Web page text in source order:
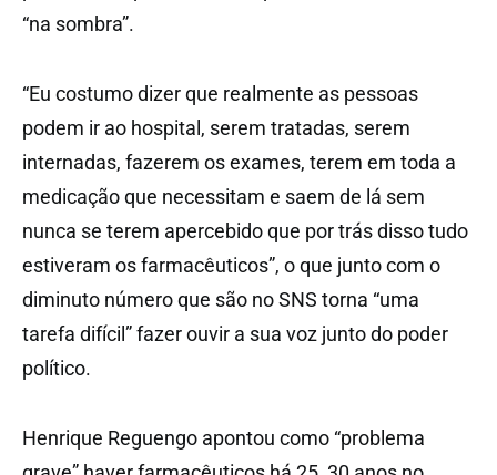
“na sombra”.
“Eu costumo dizer que realmente as pessoas
podem ir ao hospital, serem tratadas, serem
internadas, fazerem os exames, terem em toda a
medicação que necessitam e saem de lá sem
nunca se terem apercebido que por trás disso tudo
estiveram os farmacêuticos”, o que junto com o
diminuto número que são no SNS torna “uma
tarefa difícil” fazer ouvir a sua voz junto do poder
político.
Henrique Reguengo apontou como “problema